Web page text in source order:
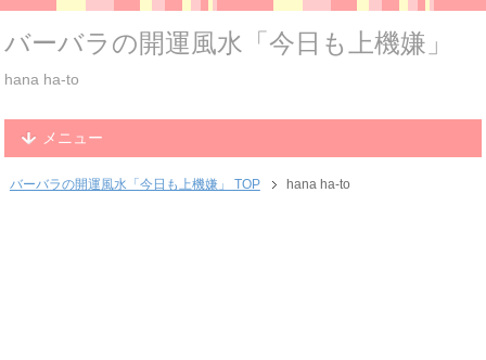
バーバラの開運風水「今日も上機嫌」
hana ha-to
メニュー
バーバラの開運風水「今日も上機嫌」 TOP hana ha-to